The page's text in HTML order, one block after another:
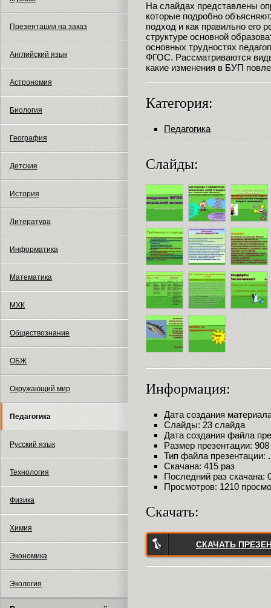
Презентации на заказ
Английский язык
Астрономия
Биология
География
Детские
История
Литература
Информатика
Математика
МХК
Обществознание
ОБЖ
Окружающий мир
Педагогика
Русский язык
Технология
Физика
Химия
Экономика
Экология
На слайдах представлены
которые подробно
подход и как правильно его
структуре основной
основных трудностях
ФГОС. Рассматриваются
какие изменения в БУП
Категория:
Педагогика
Слайды:
Информация:
Дата создания
Слайды: 23 слайда
Дата создания файла
Размер презентации:
Тип файла презентации:
Скачана: 415 раз
Последний раз скачана:
Просмотров: 1210
Скачать:
СКАЧАТЬ